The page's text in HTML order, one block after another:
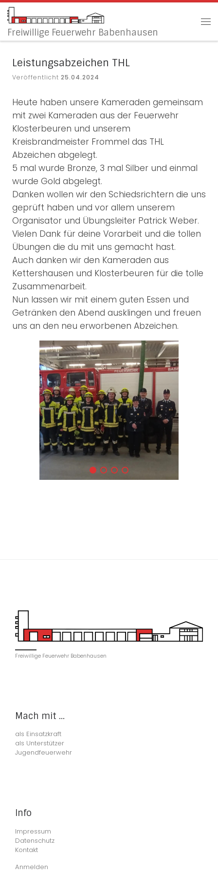
Zum Inhalt springen
Freiwillige Feuerwehr Babenhausen
Leistungsabzeichen THL
Veröffentlicht 25.04.2024
Heute haben unsere Kameraden gemeinsam
mit zwei Kameraden aus der Feuerwehr
Klosterbeuren und unserem
Kreisbrandmeister Frommel das THL
Abzeichen abgelegt.
5 mal wurde Bronze, 3 mal Silber und einmal
wurde Gold abgelegt.
Danken wollen wir den Schiedsrichtern die uns
geprüft haben und vor allem unserem
Organisator und Übungsleiter Patrick Weber.
Vielen Dank für deine Vorarbeit und die tollen
Übungen die du mit uns gemacht hast.
Auch danken wir den Kameraden aus
Kettershausen und Klosterbeuren für die tolle
Zusammenarbeit.
Nun lassen wir mit einem guten Essen und
Getränken den Abend ausklingen und freuen
uns an den neu erworbenen Abzeichen.
Freiwillige Feuerwehr Babenhausen
Mach mit ...
als Einsatzkraft
als Unterstützer
Jugendfeuerwehr
Info
Impressum
Datenschutz
Kontakt
Anmelden